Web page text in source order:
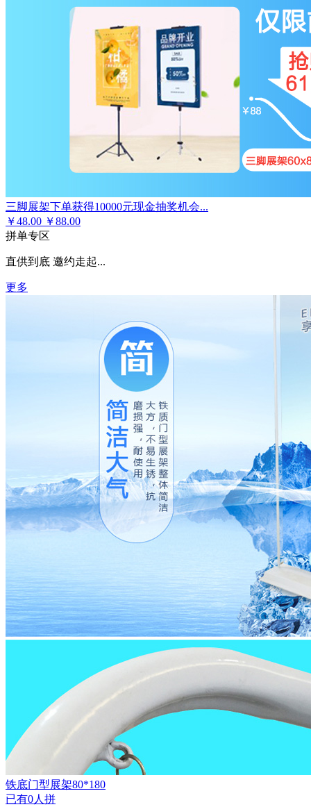
三脚展架下单获得10000元现金抽奖机会...
￥48.00 ￥88.00
拼单专区
直供到底 邀约走起...
更多
铁底门型展架80*180
已有0人拼